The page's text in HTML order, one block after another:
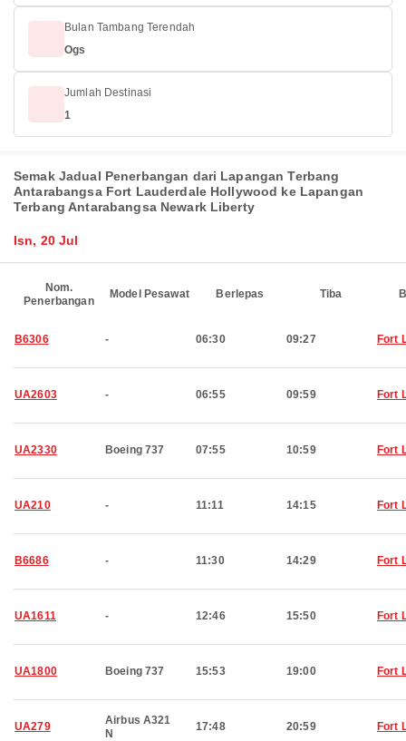
Bulan Tambang Terendah
Ogs
Jumlah Destinasi
1
Semak Jadual Penerbangan dari Lapangan Terbang
Antarabangsa Fort Lauderdale Hollywood ke Lapangan
Terbang Antarabangsa Newark Liberty
Isn, 20 Jul
Nom.
Penerbangan
Model Pesawat Berlepas Tiba
B6306 - 06:30 09:27 Fort
UA2603 - 06:55 09:59 Fort
UA2330 Boeing 737 07:55 10:59 Fort
UA210 - 11:11 14:15 Fort
B6686 - 11:30 14:29 Fort
UA1611 - 12:46 15:50 Fort
UA1800 Boeing 737 15:53 19:00 Fort
UA279
Airbus A321
N
17:48 20:59 Fort